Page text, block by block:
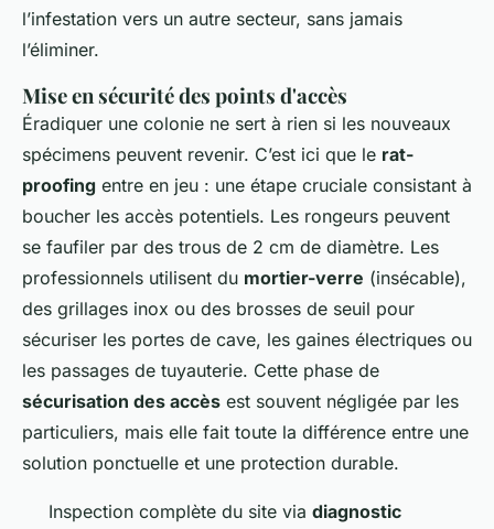
l’infestation vers un autre secteur, sans jamais
l’éliminer.
Mise en sécurité des points d'accès
Éradiquer une colonie ne sert à rien si les nouveaux
spécimens peuvent revenir. C’est ici que le rat-
proofing entre en jeu : une étape cruciale consistant à
boucher les accès potentiels. Les rongeurs peuvent
se faufiler par des trous de 2 cm de diamètre. Les
professionnels utilisent du mortier-verre (insécable),
des grillages inox ou des brosses de seuil pour
sécuriser les portes de cave, les gaines électriques ou
les passages de tuyauterie. Cette phase de
sécurisation des accès est souvent négligée par les
particuliers, mais elle fait toute la différence entre une
solution ponctuelle et une protection durable.
Inspection complète du site via diagnostic